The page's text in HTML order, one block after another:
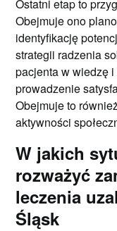
Ostatni etap to
Obejmuje ono
identyfikację
strategii radzenia
pacjenta w wiedzę
prowadzenie
Obejmuje to
aktywności
W jakich
rozważyć
leczenia
Śląsk